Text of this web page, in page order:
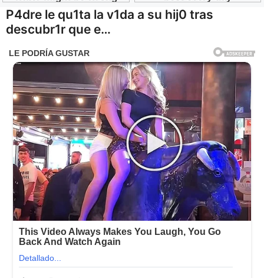
Saltar
al
P4dre le qu1ta la v1da a su hij0 tras
descubr1r que e…